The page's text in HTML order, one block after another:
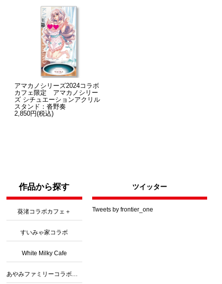
アマカノシリーズ2024コラボ
カフェ限定 アマカノシリー
ズ シチュエーションアクリル
スタンド：沓野奏
2,850円(税込)
作品から探す
葵渚コラボカフェ＋
すいみゃ家コラボ
White Milky Cafe
ツイッター
Tweets by frontier_one